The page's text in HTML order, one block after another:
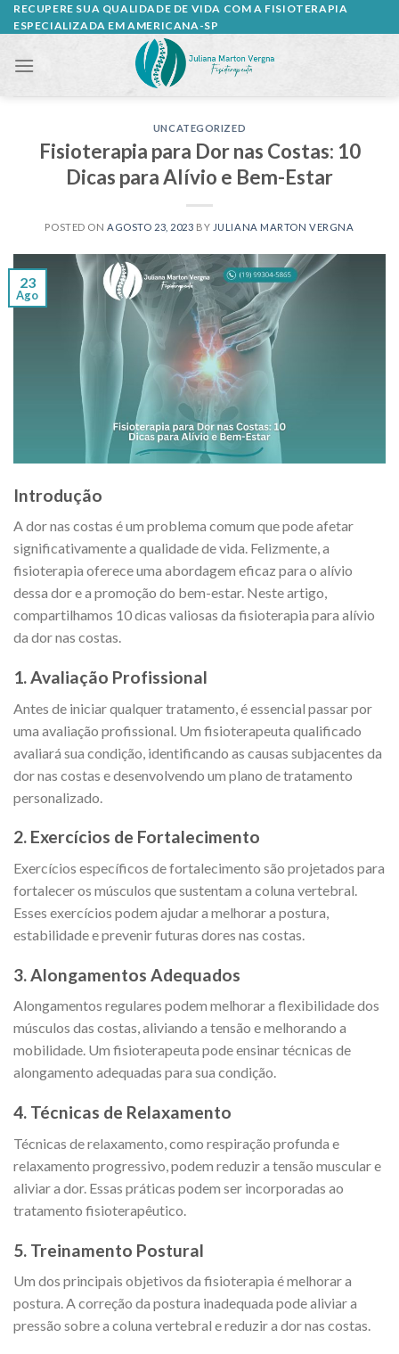
Skip
to
RECUPERE SUA QUALIDADE DE VIDA COM A FISIOTERAPIA
ESPECIALIZADA EM AMERICANA-SP
UNCATEGORIZED
Fisioterapia para Dor nas Costas: 10
Dicas para Alívio e Bem-Estar
POSTED ON AGOSTO 23, 2023 BY JULIANA MARTON VERGNA
23
Ago
Introdução
A dor nas costas é um problema comum que pode afetar
significativamente a qualidade de vida. Felizmente, a
fisioterapia oferece uma abordagem eficaz para o alívio
dessa dor e a promoção do bem-estar. Neste artigo,
compartilhamos 10 dicas valiosas da fisioterapia para alívio
da dor nas costas.
1. Avaliação Profissional
Antes de iniciar qualquer tratamento, é essencial passar por
uma avaliação profissional. Um fisioterapeuta qualificado
avaliará sua condição, identificando as causas subjacentes da
dor nas costas e desenvolvendo um plano de tratamento
personalizado.
2. Exercícios de Fortalecimento
Exercícios específicos de fortalecimento são projetados para
fortalecer os músculos que sustentam a coluna vertebral.
Esses exercícios podem ajudar a melhorar a postura,
estabilidade e prevenir futuras dores nas costas.
3. Alongamentos Adequados
Alongamentos regulares podem melhorar a flexibilidade dos
músculos das costas, aliviando a tensão e melhorando a
mobilidade. Um fisioterapeuta pode ensinar técnicas de
alongamento adequadas para sua condição.
4. Técnicas de Relaxamento
Técnicas de relaxamento, como respiração profunda e
relaxamento progressivo, podem reduzir a tensão muscular e
aliviar a dor. Essas práticas podem ser incorporadas ao
tratamento fisioterapêutico.
5. Treinamento Postural
Um dos principais objetivos da fisioterapia é melhorar a
postura. A correção da postura inadequada pode aliviar a
pressão sobre a coluna vertebral e reduzir a dor nas costas.